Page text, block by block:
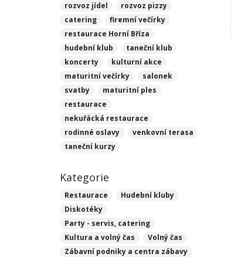
rozvoz jídel
rozvoz pizzy
catering
firemní večírky
restaurace Horní Bříza
hudební klub
taneční klub
koncerty
kulturní akce
maturitní večírky
salonek
svatby
maturitní ples
restaurace
nekuřácká restaurace
rodinné oslavy
venkovní terasa
taneční kurzy
Kategorie
Restaurace
Hudební kluby
Diskotéky
Party - servis, catering
Kultura a volný čas
Volný čas
Zábavní podniky a centra zábavy